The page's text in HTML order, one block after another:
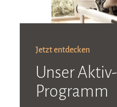
Jetzt entdecken
Unser Aktiv-
Programm